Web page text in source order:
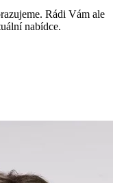
Rádi Vám ale
nabídce.